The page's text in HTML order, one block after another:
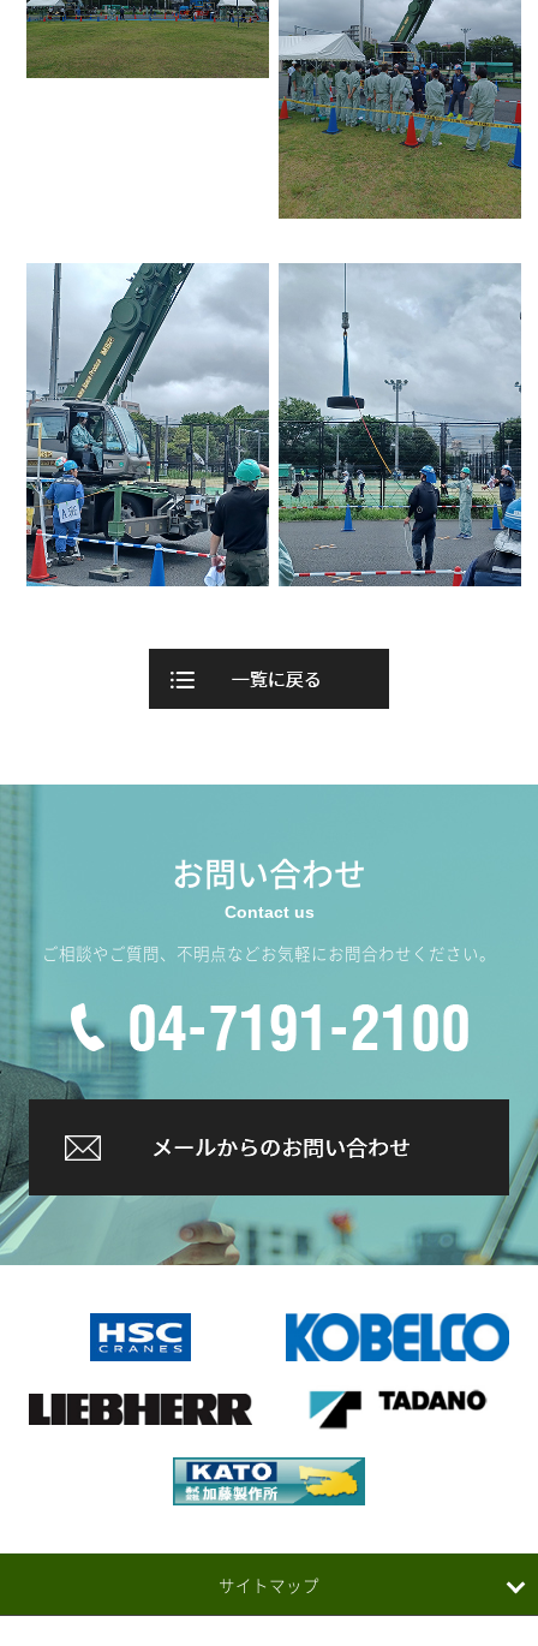
お問い合わせ
ご相談やご質問、不明点などお気軽にお問合わせください。
サイトマップ